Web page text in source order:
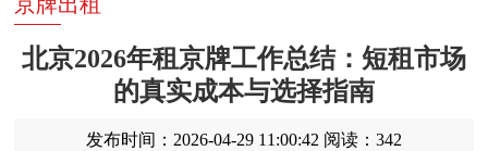
北京2026年租京牌工作总结：短租市场
的真实成本与选择指南
发布时间：2026-04-29 11:00:42 阅读：342